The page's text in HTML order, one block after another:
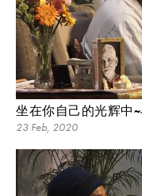
坐在你自己的光辉中
23 Feb, 2020